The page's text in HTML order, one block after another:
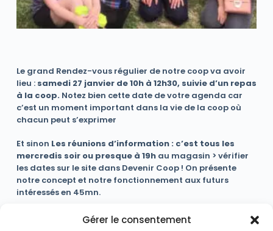
Gérer le consentement
Le grand Rendez-vous régulier de notre coop va avoir
lieu : samedi 27 janvier de 10h à 12h30, suivie d’un repas
à la coop.Notez bien cette date de votre agenda car
c’est un moment important dans la vie de la coop où
chacun peut s’exprimer
Et sinon Les réunions d’information : c’est tous les
mercredis soir ou presque à 19hau magasin > vérifier
les dates sur le site dans Devenir Coop ! On présente
notre concept et notre fonctionnement aux futurs
intéressés en 45mn.
SUIVANT